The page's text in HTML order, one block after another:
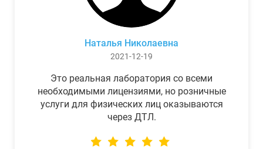
Наталья Николаевна
2021-12-19
Это реальная лаборатория со всеми
необходимыми лицензиями, но розничные
услуги для физических лиц оказываются
через ДТЛ.